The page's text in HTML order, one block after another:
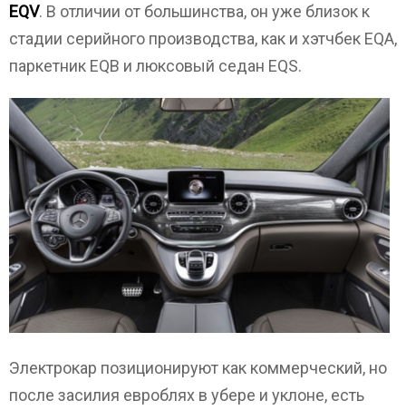
EQV. В отличии от большинства, он уже близок к
стадии серийного производства, как и хэтчбек EQA,
паркетник EQB и люксовый седан EQS.
Электрокар позиционируют как коммерческий, но
после засилия евроблях в убере и уклоне, есть